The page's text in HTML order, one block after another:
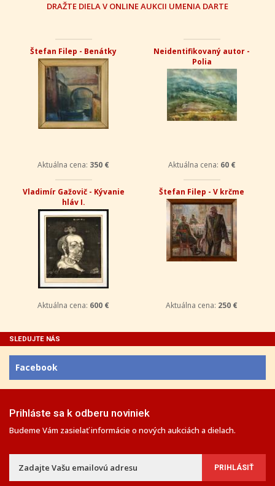
DRAŽTE DIELA V ONLINE AUKCII UMENIA DARTE
Štefan Filep - Benátky
Aktuálna cena: 350 €
Neidentifikovaný autor -
Polia
Aktuálna cena: 60 €
Vladimír Gažovič - Kývanie
hláv I.
Aktuálna cena: 600 €
Štefan Filep - V krčme
Aktuálna cena: 250 €
SLEDUJTE NÁS
Facebook
Prihláste sa k odberu noviniek
Budeme Vám zasielať informácie o nových aukciách a dielach.